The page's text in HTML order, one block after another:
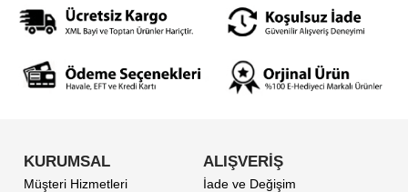
KURUMSAL
Müşteri Hizmetleri
ALIŞVERİŞ
İade ve Değişim